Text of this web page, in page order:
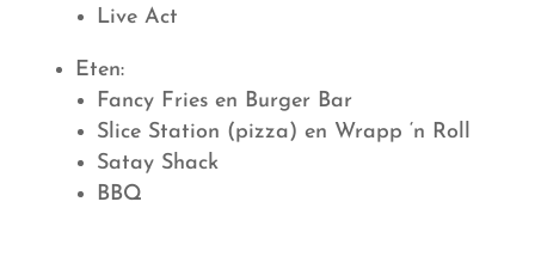
Live Act
Eten:
Fancy Fries en Burger Bar
Slice Station (pizza) en Wrapp ‘n Roll
Satay Shack
BBQ